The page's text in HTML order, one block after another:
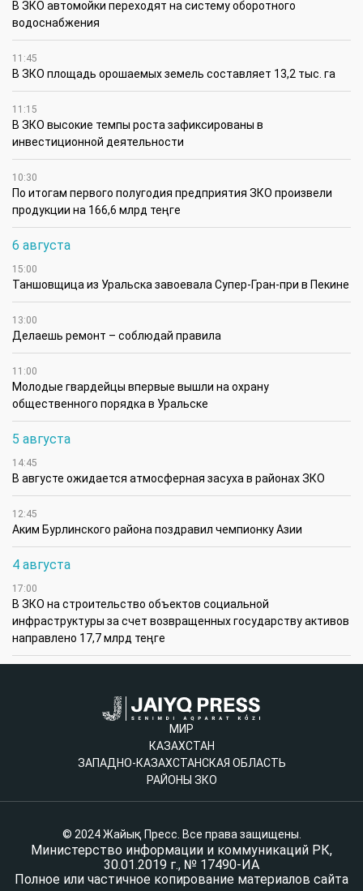
В ЗКО автомойки переходят на систему оборотного
водоснабжения
11:45
В ЗКО площадь орошаемых земель составляет 13,2 тыс. га
11:15
В ЗКО высокие темпы роста зафиксированы в
инвестиционной деятельности
10:30
По итогам первого полугодия предприятия ЗКО произвели
продукции на 166,6 млрд теңге
6 августа
15:00
Таншовщица из Уральска завоевала Супер-Гран-при в Пекине
13:00
Делаешь ремонт – соблюдай правила
11:00
Молодые гвардейцы впервые вышли на охрану
общественного порядка в Уральске
5 августа
14:45
В августе ожидается атмосферная засуха в районах ЗКО
12:45
Аким Бурлинского района поздравил чемпионку Азии
4 августа
17:00
В ЗКО на строительство объектов социальной
инфраструктуры за счет возвращенных государству активов
направлено 17,7 млрд теңге
МИР
КАЗАХСТАН
ЗАПАДНО-КАЗАХСТАНСКАЯ ОБЛАСТЬ
РАЙОНЫ ЗКО
© 2024 Жайық Пресс. Все права защищены.
Министерство информации и коммуникаций РК,
30.01.2019 г., № 17490-ИА
Полное или частичное копирование материалов сайта